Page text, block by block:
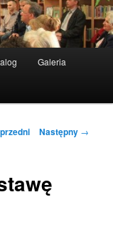
Galeria
Następny →